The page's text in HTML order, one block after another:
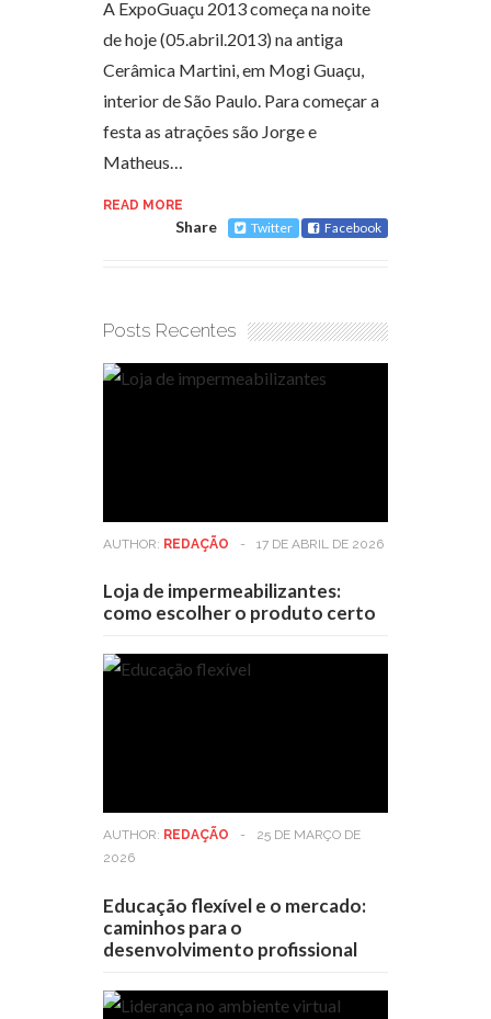
A ExpoGuaçu 2013 começa na noite
de hoje (05.abril.2013) na antiga
Cerâmica Martini, em Mogi Guaçu,
interior de São Paulo. Para começar a
festa as atrações são Jorge e
Matheus…
READ MORE
Share Twitter Facebook
Posts Recentes
AUTHOR: REDAÇÃO - 17 DE ABRIL DE 2026
Loja de impermeabilizantes:
como escolher o produto certo
AUTHOR: REDAÇÃO -
25 DE MARÇO DE
2026
Educação flexível e o mercado:
caminhos para o
desenvolvimento profissional